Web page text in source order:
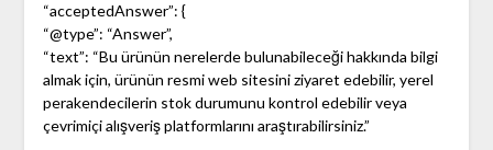
“acceptedAnswer”: {
“@type”: “Answer”,
“text”: “Bu ürünün nerelerde bulunabileceği hakkında bilgi
almak için, ürünün resmi web sitesini ziyaret edebilir, yerel
perakendecilerin stok durumunu kontrol edebilir veya
çevrimiçi alışveriş platformlarını araştırabilirsiniz.”